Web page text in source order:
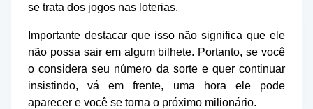
se trata dos jogos nas loterias.
Importante destacar que isso não significa que ele
não possa sair em algum bilhete. Portanto, se você
o considera seu número da sorte e quer continuar
insistindo, vá em frente, uma hora ele pode
aparecer e você se torna o próximo milionário.